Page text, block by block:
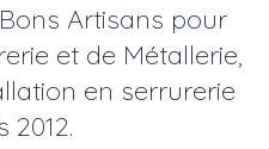
Artisans pour
et de Métallerie,
en serrurerie
2012.